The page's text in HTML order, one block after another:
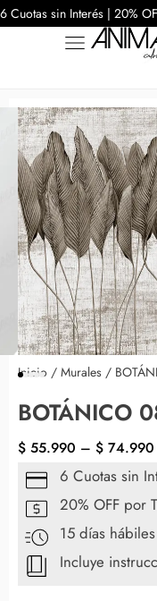
6 Cuotas sin Interés | 20%
Inicio / Murales /
BOTÁNICO
$ 55.990 – $ 74.990
6 Cuotas sin
20% OFF por
15 días
Incluye